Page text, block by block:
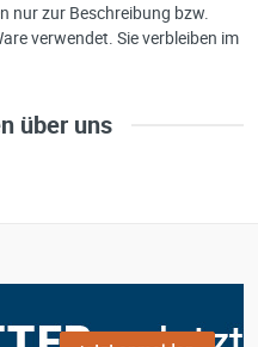
meiner Anfrage
nur zur Beschreibung bzw.
verwendet. Sie verbleiben im
über uns